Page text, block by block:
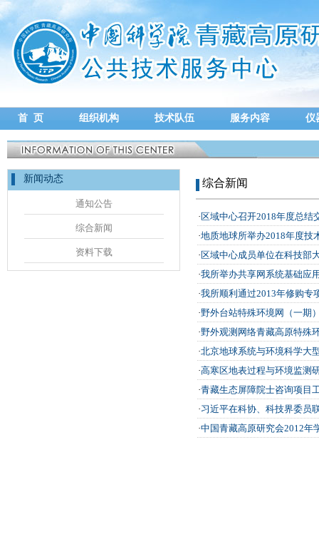
首 页 组织机构 技术队伍 服务内容 仪
新闻动态
通知公告
综合新闻
资料下载
综合新闻
·区域中心召开2018年度总结
·地质地球所举办2018年度技
·区域中心成员单位在科技部
·我所举办共享网系统基础应
·我所顺利通过2013年修购专
·野外台站特殊环境网（一期
·野外观测网络青藏高原特殊
·北京地球系统与环境科学大
·高寒区地表过程与环境监测
·青藏生态屏障院士咨询项目
·习近平在科协、科技界委员
·中国青藏高原研究会2012年